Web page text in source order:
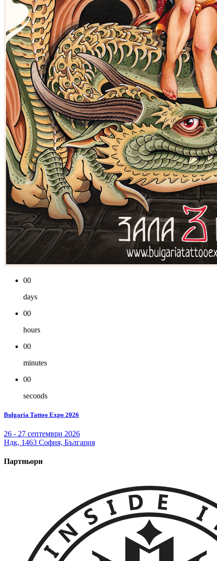
00
days
00
hours
00
minutes
00
seconds
Bulgaria Tattoo Expo 2026
26 - 27 септември 2026
Ндк, 1463 София, България
Партньори